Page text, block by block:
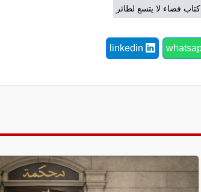
كتاب فضاء لا يتسع لطائر